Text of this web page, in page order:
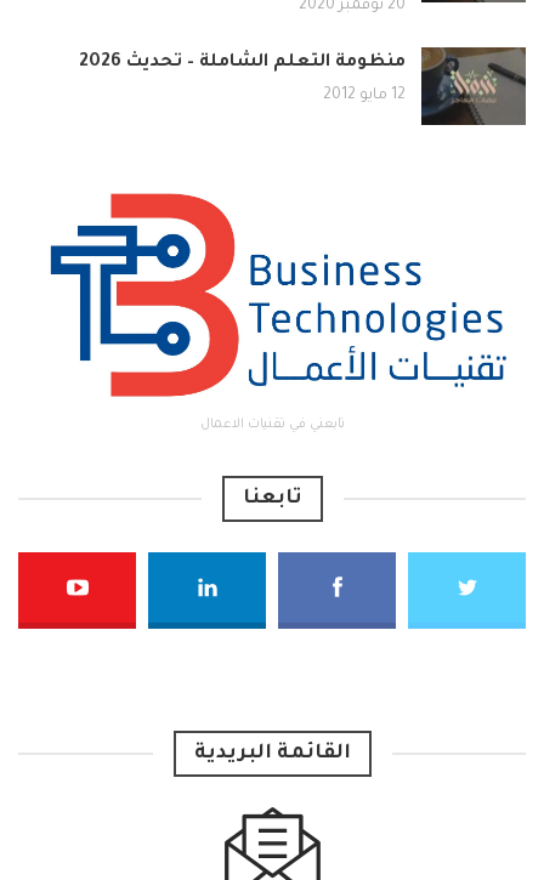
20 نوفمبر 2020
منظومة التعلم الشاملة – تحديث 2026
12 مايو 2012
تابعني في تقنيات الاعمال
تابعنا
القائمة البريدية